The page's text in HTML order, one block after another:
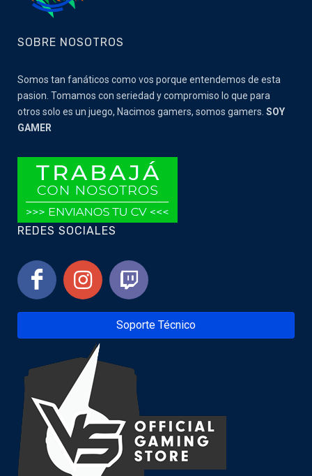
SOBRE NOSOTROS
Somos tan fanáticos como vos porque entendemos de esta
pasion. Tomamos con seriedad y compromiso lo que para
otros solo es un juego, Nacimos gamers, somos gamers. SOY
GAMER
REDES SOCIALES
Soporte Técnico